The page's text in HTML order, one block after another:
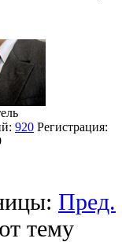
920 Регистрация:
Пред.
тему